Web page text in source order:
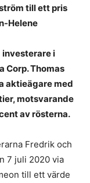
till ett pris
Helene
i
Corp. Thomas
aktieägare med
motsvarande
av rösterna.
Fredrik och
7 juli 2020 via
till ett värde